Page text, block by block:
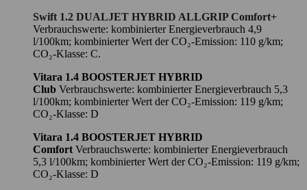
Swift 1.2 DUALJET HYBRID ALLGRIP Comfort+
Verbrauchswerte: kombinierter Energieverbrauch 4,9
l/100km; kombinierter Wert der CO₂-Emission: 110 g/km;
CO₂-Klasse: C.
Vitara 1.4 BOOSTERJET HYBRID
Club Verbrauchswerte: kombinierter Energieverbrauch 5,3
l/100km; kombinierter Wert der CO₂-Emission: 119 g/km;
CO₂-Klasse: D
Vitara 1.4 BOOSTERJET HYBRID
Comfort Verbrauchswerte: kombinierter Energieverbrauch
5,3 l/100km; kombinierter Wert der CO₂-Emission: 119 g/km;
CO₂-Klasse: D